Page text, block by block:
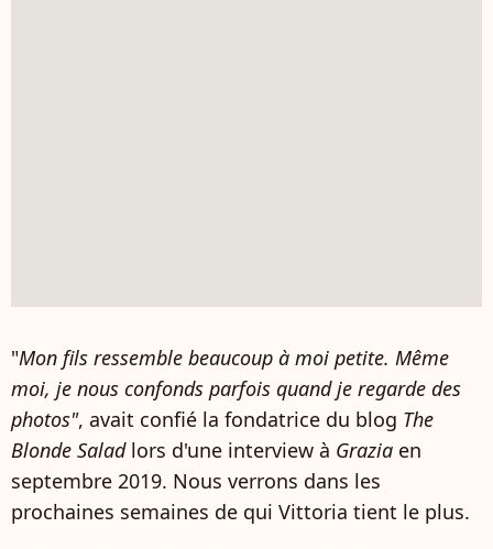
"Mon fils ressemble beaucoup à moi petite. Même
moi, je nous confonds parfois quand je regarde des
photos", avait confié la fondatrice du blog The
Blonde Saladlors d'une interview à Grazia en
septembre 2019. Nous verrons dans les
prochaines semaines de qui Vittoria tient le plus.